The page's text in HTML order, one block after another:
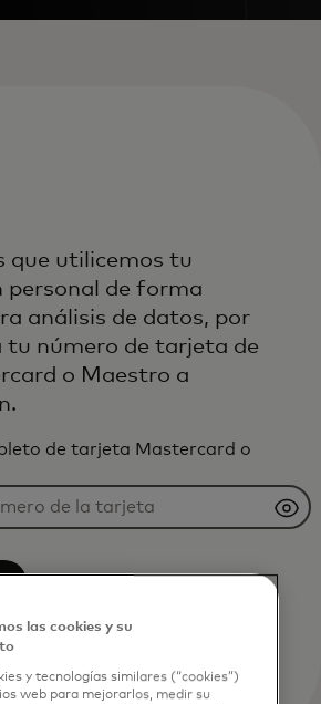
que utilicemos tu
personal de forma
análisis de datos, por
tu número de tarjeta de
o Maestro a
de tarjeta Mastercard o
las cookies y su
y tecnologías similares (“cookies”)
web para mejorarlos, medir su